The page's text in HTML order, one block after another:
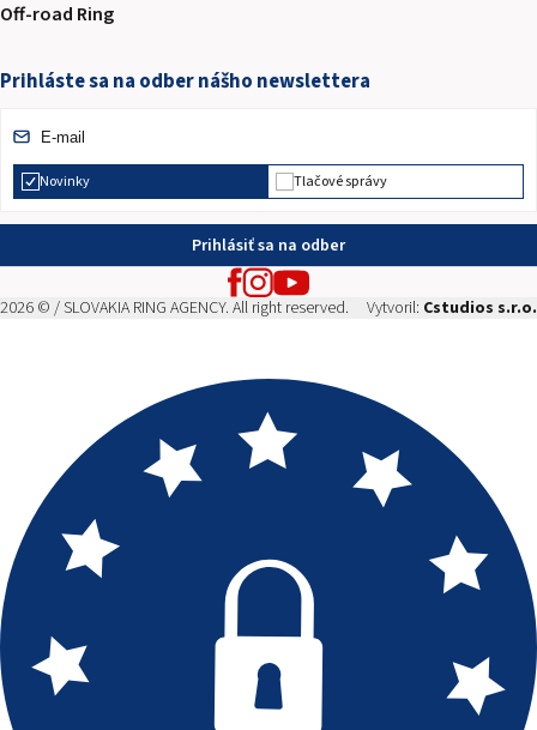
Off-road Ring
Prihláste sa na odber nášho newslettera
Novinky Tlačové správy
Prihlásiť sa na odber
2026 © / SLOVAKIA RING AGENCY. All right reserved. Vytvoril: Cstudios s.r.o.